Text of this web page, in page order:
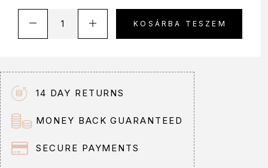
KOSÁRBA TESZEM
r
n
a
t
i
v
14 DAY RETURNS
MONEY BACK GUARANTEED
SECURE PAYMENTS